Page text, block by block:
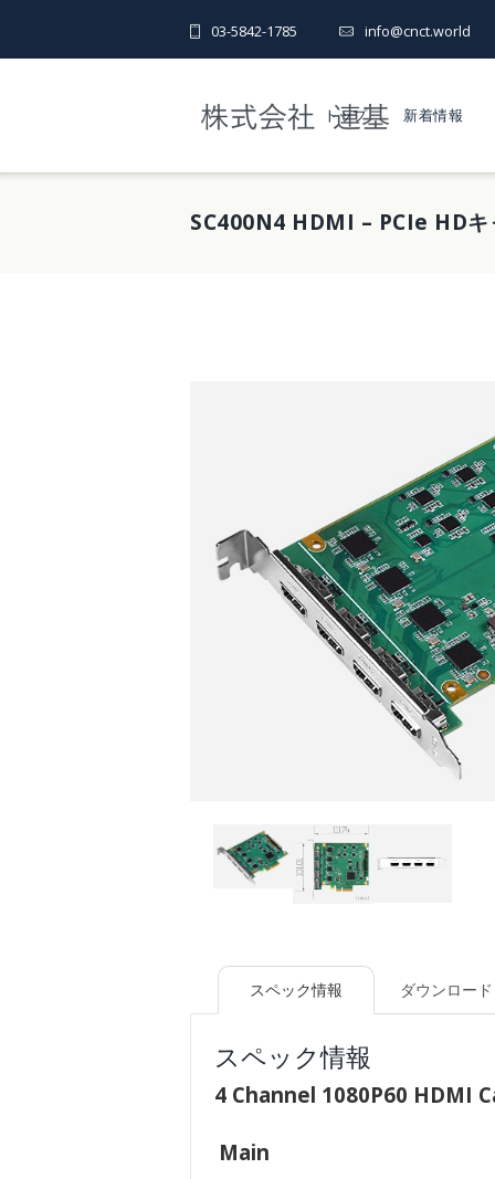
03-5842-1785 info@cnct.world
トップ 新着情報
SC400N4 HDMI – PCIe HDキ
スペック情報 ダウンロード
スペック情報
4 Channel 1080P60 HDMI
Main